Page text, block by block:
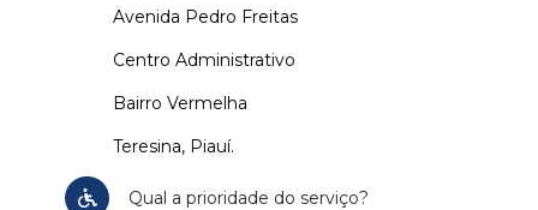
Avenida Pedro Freitas
Centro Administrativo
Bairro Vermelha
Teresina, Piauí.
Qual a prioridade do serviço?